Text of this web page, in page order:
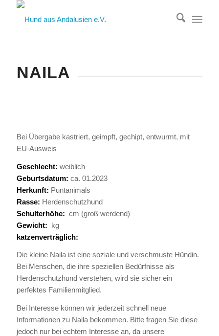
NAILA
Bei Übergabe kastriert, geimpft, gechipt, entwurmt, mit
EU-Ausweis
Geschlecht: weiblich
Geburtsdatum: ca. 01.2023
Herkunft: Puntanimals
Rasse: Herdenschutzhund
Schulterhöhe: cm (groß werdend)
Gewicht: kg
katzenverträglich:
Die kleine Naila ist eine soziale und verschmuste Hündin.
Bei Menschen, die ihre speziellen Bedürfnisse als
Herdenschutzhund verstehen, wird sie sicher ein
perfektes Familienmitglied.
Bei Interesse können wir jederzeit schnell neue
Informationen zu Naila bekommen. Bitte fragen Sie diese
jedoch nur bei echtem Interesse an, da unsere